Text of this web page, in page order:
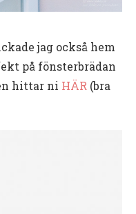
jag också hem
på fönsterbrädan
hittar ni HÄR (bra